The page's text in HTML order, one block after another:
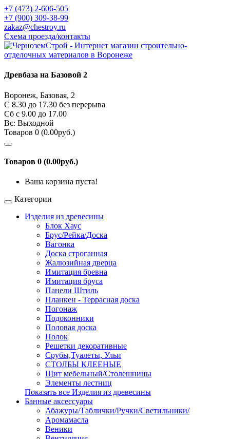
+7 (473) 2-606-505
+7 (900) 309-38-99
zakaz@chestroy.ru
Схема проезда/контакты
Древбаза на Базовой 2
Воронеж, Базовая, 2
С 8.30 до 17.30 без перерыва
Сб c 9.00 до 17.00
Вс: Выходной
Товаров 0 (0.00руб.)
Товаров 0 (0.00руб.)
Ваша корзина пуста!
Категории
Изделия из древесины
Блок Хаус
Брус/Рейка/Доска
Вагонка
Доска строганная
Жалюзийная дверца
Имитация бревна
Имитация бруса
Панели Штиль
Планкен - Террасная доска
Погонаж
Подоконники
Половая доска
Полок
Решетки декоративные
Срубы,Туалеты, Ульи
СТОЛБЫ КЛЕЕНЫЕ
Щит мебельный/Столешницы
Элементы лестниц
Показать все Изделия из древесины
Банные аксессуары
Абажуры/Таблички/Ручки/Светильники/
Аромамасла
Веники